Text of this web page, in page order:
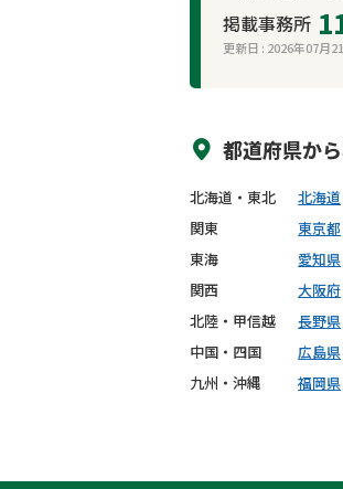
掲載事務所
更新日 : 2026年07月
都道府県から
北海道・東北 北海道
関東
東京都
東海
愛知県
関西
大阪府
北陸・甲信越
長野県
中国・四国
広島県
九州・沖縄
福岡県